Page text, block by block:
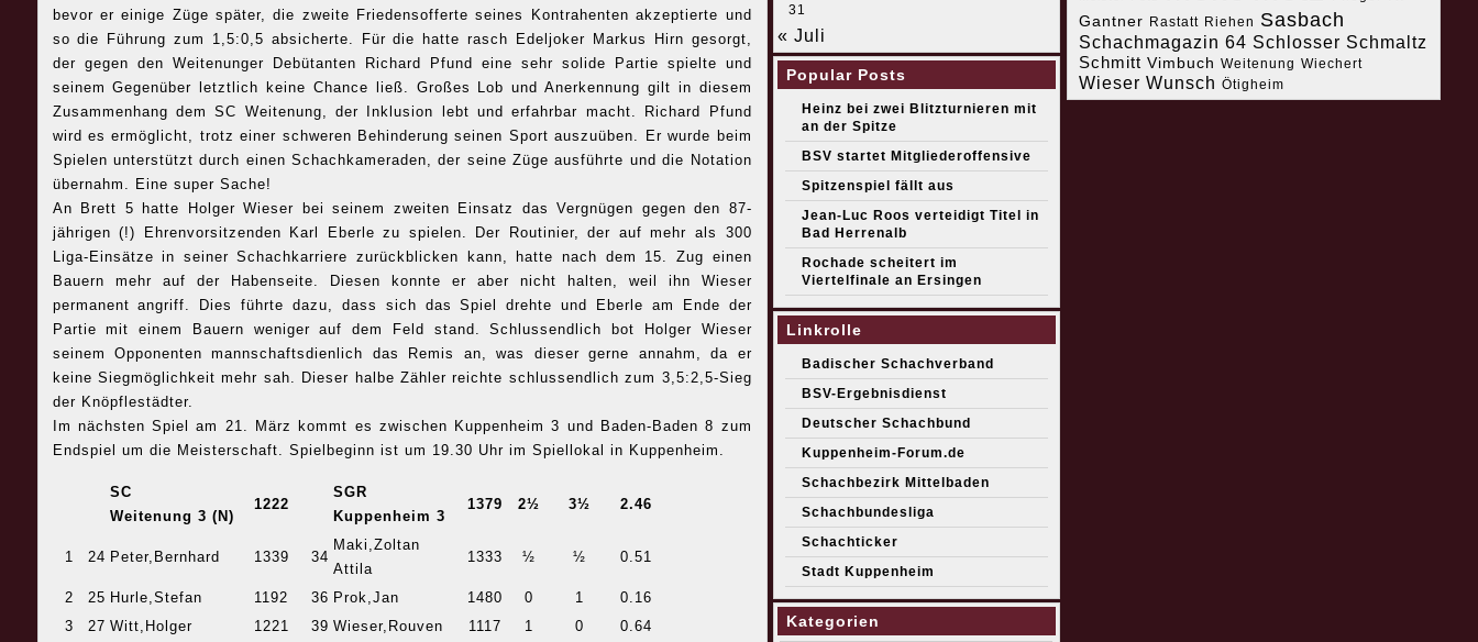
bevor er einige Züge später, die zweite Friedensofferte seines Kontrahenten akzeptierte und
so die Führung zum 1,5:0,5 absicherte. Für die hatte rasch Edeljoker Markus Hirn gesorgt,
der gegen den Weitenunger Debütanten Richard Pfund eine sehr solide Partie spielte und
seinem Gegenüber letztlich keine Chance ließ. Großes Lob und Anerkennung gilt in diesem
Zusammenhang dem SC Weitenung, der Inklusion lebt und erfahrbar macht. Richard Pfund
wird es ermöglicht, trotz einer schweren Behinderung seinen Sport auszuüben. Er wurde beim
Spielen unterstützt durch einen Schachkameraden, der seine Züge ausführte und die Notation
übernahm. Eine super Sache!
An Brett 5 hatte Holger Wieser bei seinem zweiten Einsatz das Vergnügen gegen den 87-
jährigen (!) Ehrenvorsitzenden Karl Eberle zu spielen. Der Routinier, der auf mehr als 300
Liga-Einsätze in seiner Schachkarriere zurückblicken kann, hatte nach dem 15. Zug einen
Bauern mehr auf der Habenseite. Diesen konnte er aber nicht halten, weil ihn Wieser
permanent angriff. Dies führte dazu, dass sich das Spiel drehte und Eberle am Ende der
Partie mit einem Bauern weniger auf dem Feld stand. Schlussendlich bot Holger Wieser
seinem Opponenten mannschaftsdienlich das Remis an, was dieser gerne annahm, da er
keine Siegmöglichkeit mehr sah. Dieser halbe Zähler reichte schlussendlich zum 3,5:2,5-Sieg
der Knöpflestädter.
Im nächsten Spiel am 21. März kommt es zwischen Kuppenheim 3 und Baden-Baden 8 zum
Endspiel um die Meisterschaft. Spielbeginn ist um 19.30 Uhr im Spiellokal in Kuppenheim.
SC
Weitenung 3 (N)
1222
SGR
Kuppenheim 3
1379 2½ 3½ 2.46
1 24 Peter,Bernhard 1339 34
Maki,Zoltan
Attila
1333 ½ ½ 0.51
2 25 Hurle,Stefan 1192 36 Prok,Jan 1480 0 1
0.16
3
27 Witt,Holger 1221 39 Wieser,Rouven 1117 1 0
0.64
31
« Juli
Popular Posts
Heinz bei zwei Blitzturnieren mit
an der Spitze
BSV startet Mitgliederoffensive
Spitzenspiel fällt aus
Jean-Luc Roos verteidigt Titel in
Bad Herrenalb
Rochade scheitert im
Viertelfinale an Ersingen
Linkrolle
Badischer Schachverband
BSV-Ergebnisdienst
Deutscher Schachbund
Kuppenheim-Forum.de
Schachbezirk Mittelbaden
Schachbundesliga
Schachticker
Stadt Kuppenheim
Kategorien
Gantner
Rastatt Riehen Sasbach
Schachmagazin 64 Schlosser Schmaltz
Schmitt Vimbuch Weitenung Wiechert
Wieser Wunsch Ötigheim